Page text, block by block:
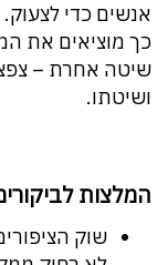
אנשים כדי
כך מוציאים את
שיטה אחרת –
ושיטתו.
המלצות